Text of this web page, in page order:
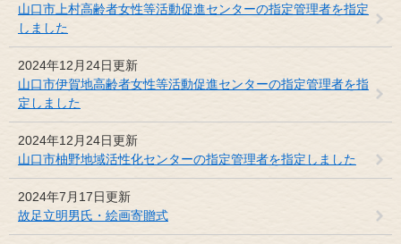
山口市上村高齢者女性等活動促進センターの指定管理者を指定
しました
2024年12月24日更新
山口市伊賀地高齢者女性等活動促進センターの指定管理者を指
定しました
2024年12月24日更新
山口市柚野地域活性化センターの指定管理者を指定しました
2024年7月17日更新
故足立明男氏・絵画寄贈式